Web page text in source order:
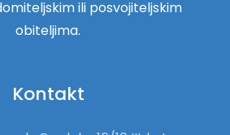
ili posvojiteljskim
obiteljima.
Kontakt